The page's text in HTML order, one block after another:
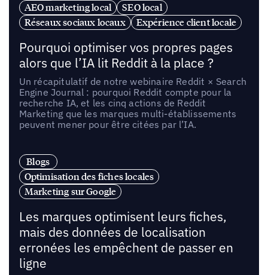
AEO marketing local
SEO local
Réseaux sociaux locaux
Expérience client locale
Pourquoi optimiser vos propres pages
alors que l’IA lit Reddit à la place ?
Un récapitulatif de notre webinaire Reddit × Search
Engine Journal : pourquoi Reddit compte pour la
recherche IA, et les cinq actions de Reddit
Marketing que les marques multi-établissements
peuvent mener pour être citées par l’IA.
Blogs
Optimisation des fiches locales
Marketing sur Google
Les marques optimisent leurs fiches,
mais des données de localisation
erronées les empêchent de passer en
ligne